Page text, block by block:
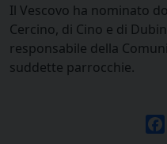
Il Vescovo ha nominato
Cercino, di Cino e di
responsabile della
suddette parrocchie.